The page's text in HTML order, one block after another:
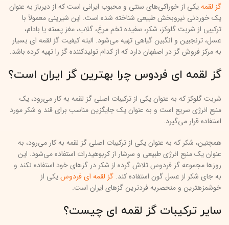
گز لقمهیکی از خوراکی‌های سنتی و محبوب ایرانی است که از دیرباز به عنوان
یک خوردنی نیروبخش طبیعی شناخته شده است. این شیرینی معمولاً با
ترکیبی از شربت گلوکز، شکر، سفیده تخم مرغ، گلاب، مغز پسته یا بادام،
عسل، ترنجبین و انگبین گیاهی تهیه می‌شود. البته کیفیت گز لقمه ای بسیار
به مرکز فروش گز در اصفهان دارد که از کدام تولیدکننده گز را تهیه کرده باشد.
گز لقمه ای فردوس چرا بهترین گز ایران است؟
شربت گلوکز که به عنوان یکی از ترکیبات اصلی گز لقمه به کار می‌رود، یک
منبع انرژی سریع است و به عنوان یک جایگزین مناسب برای قند و شکر مورد
استفاده قرار می‌گیرد.
همچنین، شکر که به عنوان یکی از ترکیبات اصلی گز لقمه به کار می‌رود، به
عنوان یک منبع انرژی طبیعی و سرشار از کربوهیدرات استفاده می‌شود. این
روزها مجموعه گز فردوس تلاش گرده از شکر در گزهای خود استفاده نکند و
به جای شکر از عسل گون استفاده کند. گز لقمه ای فردوسیکی از
خوشمزهترین و منحصربه فردترین گزهای ایران است.
سایر ترکیبات گز لقمه ای چیست؟